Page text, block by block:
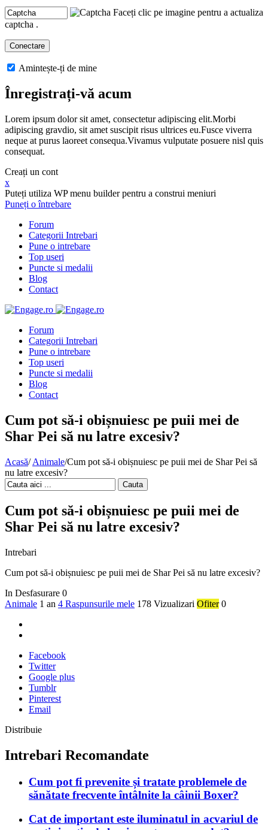
Faceți clic pe imagine pentru a actualiza
captcha .
Amintește-ți de mine
Înregistrați-vă acum
Lorem ipsum dolor sit amet, consectetur adipiscing elit.Morbi
adipiscing gravdio, sit amet suscipit risus ultrices eu.Fusce viverra
neque at purus laoreet consequa.Vivamus vulputate posuere nisl quis
consequat.
Creați un cont
x
Puteți utiliza WP menu builder pentru a construi meniuri
Puneți o întrebare
Forum
Categorii Intrebari
Pune o intrebare
Top useri
Puncte si medalii
Blog
Contact
Forum
Categorii Intrebari
Pune o intrebare
Top useri
Puncte si medalii
Blog
Contact
Cum pot să-i obișnuiesc pe puii mei de
Shar Pei să nu latre excesiv?
Acasă/ Animale/Cum pot să-i obișnuiesc pe puii mei de Shar Pei să
nu latre excesiv?
Cauta
Cum pot să-i obișnuiesc pe puii mei de
Shar Pei să nu latre excesiv?
Intrebari
Cum pot să-i obișnuiesc pe puii mei de Shar Pei să nu latre excesiv?
In Desfasurare 0
Animale 1 an 4 Raspunsurile mele 178 Vizualizari Ofiter 0
Facebook
Twitter
Google plus
Tumblr
Pinterest
Email
Distribuie
Intrebari Recomandate
Cum pot fi prevenite și tratate problemele de
sănătate frecvente întâlnite la câinii Boxer?
Cat de important este iluminatul in acvariul de